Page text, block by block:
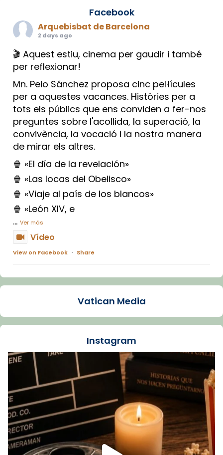
Facebook
Arquebisbat de Barcelona
2 days ago
🎬 Aquest estiu, cinema per gaudir i també
per reflexionar!
Mn. Peio Sánchez proposa cinc pel·lícules
per a aquestes vacances. Històries per a
tots els públics que ens conviden a fer-nos
preguntes sobre l'acollida, la superació, la
convivència, la vocació i la nostra manera
de mirar els altres.
🍿 «El día de la revelación»
🍿 «Las locas del Obelisco»
🍿 «Viaje al país de los blancos»
🍿 «León XIV, e
... Ver más
Vídeo
View on Facebook · Share
Arquebisbat de Barcelona
La Carmina va patir depressió. Fa gairebé
dos mesos, a l'Estadi Lluís Companys, la
Recupera l'entrevista comp
Vatican
tican News 👇
www.vaticannews.va/es/iglesia/news/2026-
07/carmina-historia-depresion-papa-viaje-
espana-testimoni...
Foto
View on Facebook · Share
Vatican Media
Instagram